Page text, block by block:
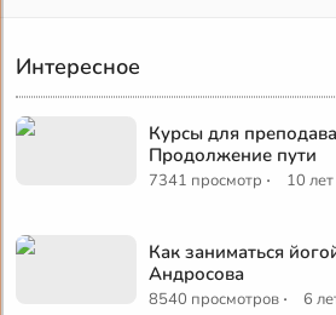
Интересное
Курсы для
Продолжение пути
7341 просмотр · 10
Как заниматься
Андросова
8540 просмотров · 6